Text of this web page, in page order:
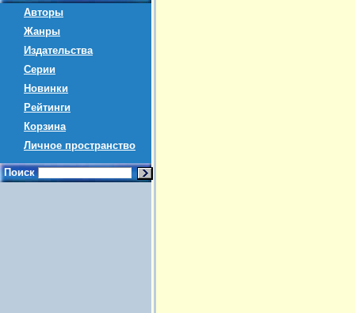
Авторы
Жанры
Издательства
Серии
Новинки
Рейтинги
Корзина
Личное пространство
Поиск